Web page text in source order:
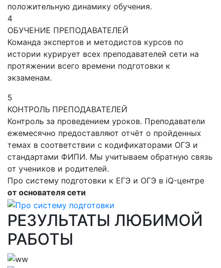
положительную динамику обучения.
4
ОБУЧЕНИЕ ПРЕПОДАВАТЕЛЕЙ
Команда экспертов и методистов курсов по
истории курирует всех преподавателей сети на
протяжении всего времени подготовки к
экзаменам.
5
КОНТРОЛЬ ПРЕПОДАВАТЕЛЕЙ
Контроль за проведением уроков. Преподаватели
ежемесячно предоставляют отчёт о пройденных
темах в соответствии с кодификаторами ОГЭ и
стандартами ФИПИ. Мы учитываем обратную связь
от учеников и родителей.
Про систему подготовки к ЕГЭ и ОГЭ в iQ-центре
от основателя сети
РЕЗУЛЬТАТЫ ЛЮБИМОЙ
РАБОТЫ